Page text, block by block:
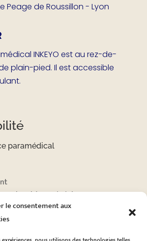
le consentement aux
Peage de Roussillon - Lyon
INKEYO est au rez-de-
plain-pied. Il est accessible
paramédical
adapté à proximité